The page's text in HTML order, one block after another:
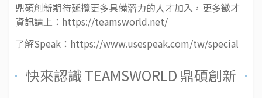
鼎碩創新期待延攬更多具備潛力的人才加入，更多徵才
資訊請上： https://teamsworld.net/
了解Speak： https://www.usespeak.com/tw/special
快來認識 TEAMSWORLD 鼎碩創新